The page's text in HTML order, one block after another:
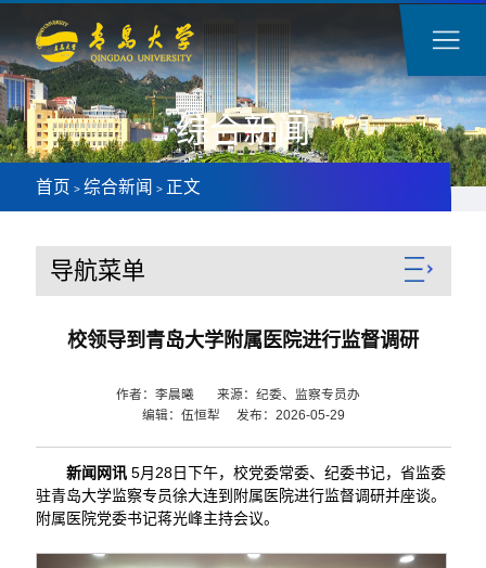
综合新闻
首页 > 综合新闻 > 正文
导航菜单
校领导到青岛大学附属医院进行监督调研
作者：李晨曦 来源：纪委、监察专员办
编辑：伍恒犁 发布：2026-05-29
新闻网讯5月28日下午，校党委常委、纪委书记，省监委
驻青岛大学监察专员徐大连到附属医院进行监督调研并座谈。
附属医院党委书记蒋光峰主持会议。